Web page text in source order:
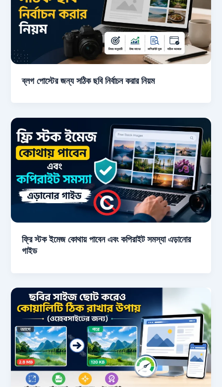
ব্লগ পোস্টের জন্য সঠিক ছবি নির্বাচন করার নিয়ম
ফ্রি স্টক ইমেজ কোথায় পাবেন এবং কপিরাইট সমস্যা এড়ানোর
গাইড